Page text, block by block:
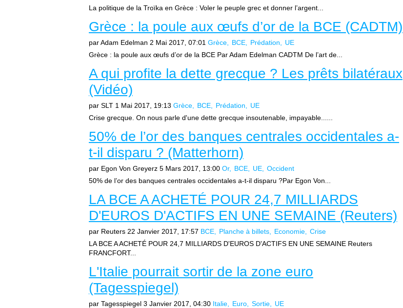
La politique de la Troïka en Grèce : Voler le peuple grec et donner l’argent...
Grèce : la poule aux œufs d’or de la BCE (CADTM)
par Adam Edelman 2 Mai 2017, 07:01 Grèce BCE Prédation
UE
Grèce : la poule aux œufs d’or de la BCE Par Adam Edelman CADTM De l’art de...
A qui profite la dette grecque ? Les prêts bilatéraux
(Vidéo)
par SLT 1 Mai 2017, 19:13 Grèce BCE Prédation
UE
Crise grecque. On nous parle d'une dette grecque insoutenable, impayable......
50% de l’or des banques centrales occidentales a-
t-il disparu ? (Matterhorn)
par Egon Von Greyerz 5 Mars 2017, 13:00 Or BCE UE
Occident
50% de l’or des banques centrales occidentales a-t-il disparu ?Par Egon Von...
LA BCE A ACHETÉ POUR 24,7 MILLIARDS
D'EUROS D'ACTIFS EN UNE SEMAINE (Reuters)
par Reuters 22 Janvier 2017, 17:57 BCE Planche à billets Economie
Crise
LA BCE A ACHETÉ POUR 24,7 MILLIARDS D'EUROS D'ACTIFS EN UNE SEMAINE Reuters
FRANCFORT...
L'Italie pourrait sortir de la zone euro
(Tagesspiegel)
par Tagesspiegel 3 Janvier 2017, 04:30 Italie Euro Sortie
UE